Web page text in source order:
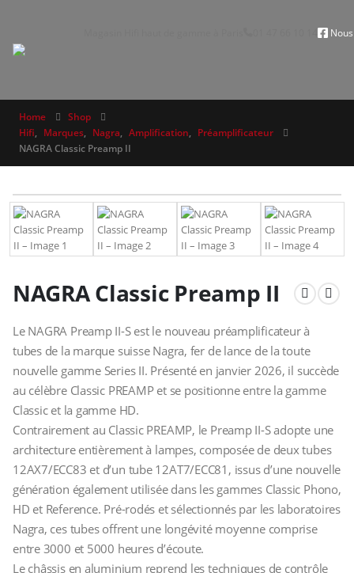
Home
Shop
Hifi, Marques, Nagra, Amplification, Préamplificateur
NAGRA Classic Preamp II
NAGRA Classic Preamp II
Le NAGRA Preamp II-S est le nouveau préamplificateur à
tubes de la marque suisse Nagra, fer de lance de la toute
nouvelle gamme Series II. Présenté en janvier 2026, il succède
au célèbre Classic PREAMP et se positionne entre la gamme
Classic et la gamme HD.
Contrairement au Classic PREAMP, le Preamp II-S adopte une
architecture entièrement à lampes, composée de deux tubes
12AX7/ECC83 et d’un tube 12AT7/ECC81, issus d’une nouvelle
génération également utilisée dans les gammes Classic Phono,
HD et Reference. Pré-rodés et sélectionnés par les laboratoires
Nagra, ces tubes offrent une longévité moyenne comprise
entre 3000 et 5000 heures d’écoute.
Le châssis en aluminium reprend les techniques de contrôle